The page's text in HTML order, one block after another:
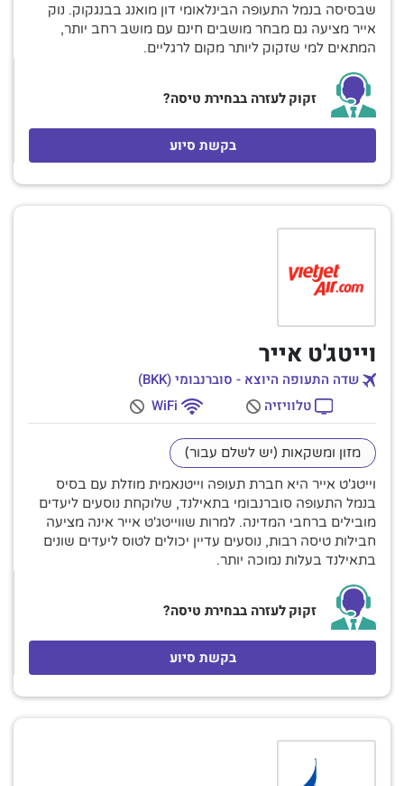
שבסיסה בנמל התעופה הבינלאומי דון מואנג בבנגקוק. נוק
אייר מציעה גם מבחר מושבים חינם עם מושב רחב יותר,
המתאים למי שזקוק ליותר מקום לרגליים.
זקוק לעזרה בבחירת טיסה?
בקשת סיוע
וייטג'ט אייר
שדה התעופה היוצא - סוברנבומי (BKK)
טלוויזיה
WiFi
מזון ומשקאות (יש לשלם עבור)
וייטג'ט אייר היא חברת תעופה וייטנאמית מוזלת עם בסיס
בנמל התעופה סוברנבומי בתאילנד, שלוקחת נוסעים ליעדים
מובילים ברחבי המדינה. למרות שווייטג'ט אייר אינה מציעה
חבילות טיסה רבות, נוסעים עדיין יכולים לטוס ליעדים שונים
בתאילנד בעלות נמוכה יותר.
זקוק לעזרה בבחירת טיסה?
בקשת סיוע